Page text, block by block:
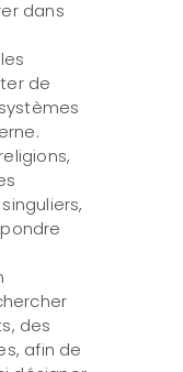
dans
de
des
afin de